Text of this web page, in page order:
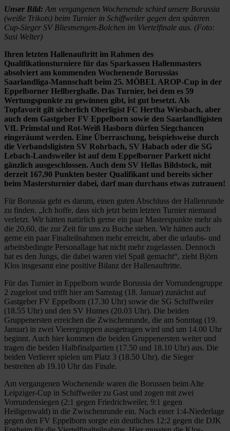
Unser Bild: Am vergangenen Wochenende schied unsere Borussia
(weiße Trikots) beim Turnier in Schiffweiler gegen den späteren
Cup-Sieger SV Bliesmengen-Bolchen im Viertelfinale aus. (Foto:
Susi Welter)
Ihren letzten Hallenauftritt im Rahmen des
Qualifikationsturniere für das Sparkassen Hallenmasters
absolviert am kommenden Wochenende Borussias
Saarlandliga-Mannschaft beim 25. MÖBEL AROP-Cup in der
Eppelborner Hellberghalle. Das Turnier, bei dem es 59
Wertungspunkte zu gewinnen gibt, ist gut besetzt. Als
Topfavorit gilt sicherlich Oberligist FC Hertha Wiesbach, aber
auch dem Gastgeber FV Eppelborn sowie den Saarlandligisten
VfL Primstal und Rot-Weiß Hasborn dürfen Siegchancen
eingeräumt werden. Eine Überraschung, beispielsweise durch
die Verbandsligisten SV Rohrbach, SV Habach oder die SG
Lebach-Landsweiler ist auf dem Eppelborner Parkett nicht
gänzlich ausgeschlossen. Auch dem SV Hellas Bildstock, mit
derzeit 167,90 Punkten bester Qualifikant und bereits sicher
beim Mastersturnier dabei, darf man durchaus etwas zutrauen!
Für Borussia geht es darum, einen guten Abschluss der Hallenrunde
zu finden. „Ich hoffe, dass sich jetzt beim letzten Turnier niemand
verletzt. Wir hätten natürlich gerne ein paar Masterspunkte mehr als
die 20,60, die zur Zeit für uns zu Buche stehen. Wir hätten auch
gerne ein paar Finalteilnahmen mehr erreicht, aber die urlaubs- und
arbeitsbedingte Personallage hat nicht mehr zugelassen. Dennoch
hat es den Jungs, die dabei waren viel Spaß gemacht“, zieht Björn
Klos insgesamt eine positive Bilanz der Hallenauftritte.
Für das Turnier in Eppelborn wurde Borussia der Vorrundengruppe
2 zugelost und trifft hier am Samstag (18. Januar) zunächst auf
Gastgeber FV Eppelborn (17.30 Uhr) sowie die SG Schiffweiler
(18.55 Uhr) und den SV Humes (20.03 Uhr). Die beiden
Gruppenersten erreichen die Zwischenrunde, die am Sonntag (19.
Januar) in zwei Vierergruppen ausgetragen wird und um 14.00 Uhr
beginnt. Auch hier kommen die beiden Gruppenersten weiter und
tragen die beiden Halbfinalpartien (17.50 und 18.10 Uhr) aus. Die
beiden Verlierer spielen um Platz 3 (18.50 Uhr), die Sieger
bestreiten ab 19.10 Uhr das Finale.
Am vergangenen Wochenende waren die Borussen beim Alte
Leipziger-Cup in Schiffweiler zu Gast und zogen mit zwei
Vorrundensiegen (2:1 gegen Friedrichweiler, 9:1 gegen
Heiligenwald) in die Zwischenrunde ein. Nach einer 1:4-Niederlage
gegen den FV Eppelborn sorgte ein deutliches 12:2 gegen die DJK